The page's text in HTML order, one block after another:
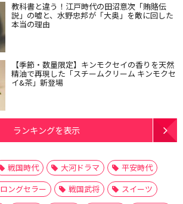
教科書と違う！江戸時代の田沼意次「賄賂伝
説」の嘘と、水野忠邦が「大奥」を敵に回した
本当の理由
【季節・数量限定】キンモクセイの香りを天然
精油で再現した「スチームクリーム キンモクセ
イ&茶」新登場
ランキングを表示
戦国時代 大河ドラマ
平安時代
ロングセラー 戦国武将
スイーツ